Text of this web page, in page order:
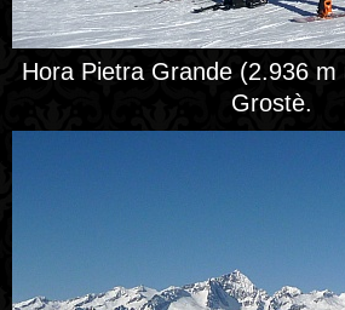
Hora Pietra Grande (2.936
Grostè.